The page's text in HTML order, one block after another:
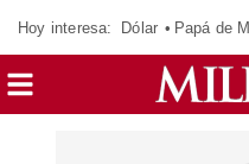
Hoy interesa: Dólar Papá de